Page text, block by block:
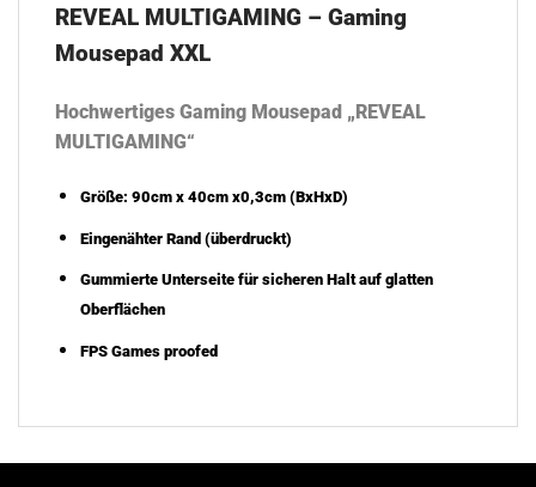
REVEAL MULTIGAMING – Gaming
Mousepad XXL
Hochwertiges Gaming Mousepad „REVEAL
MULTIGAMING“
Größe: 90cm x 40cm x0,3cm(BxHxD)
Eingenähter Rand (überdruckt)
Gummierte Unterseite für sicheren Halt auf glatten
Oberflächen
FPS Games proofed